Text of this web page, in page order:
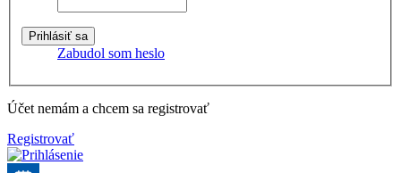
Zabudol som heslo
Účet nemám a chcem sa registrovať
Registrovať